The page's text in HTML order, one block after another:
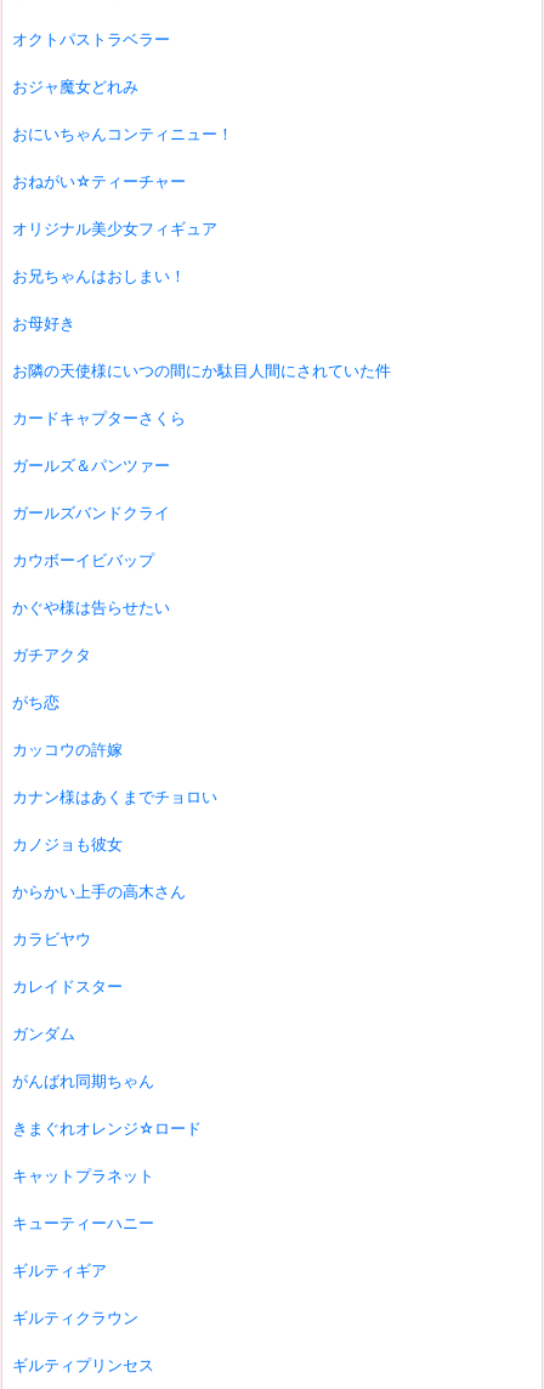
オクトパストラベラー
おジャ魔女どれみ
おにいちゃんコンティニュー！
おねがい☆ティーチャー
オリジナル美少女フィギュア
お兄ちゃんはおしまい！
お母好き
お隣の天使様にいつの間にか駄目人間にされていた件
カードキャプターさくら
ガールズ＆パンツァー
ガールズバンドクライ
カウボーイビバップ
かぐや様は告らせたい
ガチアクタ
がち恋
カッコウの許嫁
カナン様はあくまでチョロい
カノジョも彼女
からかい上手の高木さん
カラビヤウ
カレイドスター
ガンダム
がんばれ同期ちゃん
きまぐれオレンジ☆ロード
キャットプラネット
キューティーハニー
ギルティギア
ギルティクラウン
ギルティプリンセス